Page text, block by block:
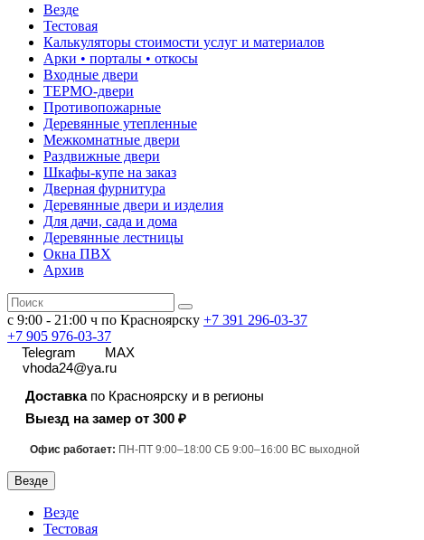
Везде
Тестовая
Калькуляторы стоимости услуг и материалов
Арки • порталы • откосы
Входные двери
ТЕРМО-двери
Противопожарные
Деревянные утепленные
Межкомнатные двери
Раздвижные двери
Шкафы-купе на заказ
Дверная фурнитура
Деревянные двери и изделия
Для дачи, сада и дома
Деревянные лестницы
Окна ПВХ
Архив
с 9:00 - 21:00 ч по Красноярску +7 391 296-03-37
+7 905 976-03-37
Telegram
MAX
vhoda24@ya.ru
Доставкапо Красноярску и в регионы
Выезд на замер от 300 ₽
Офис работает: ПН-ПТ 9:00–18:00 СБ 9:00–16:00 ВС выходной
Везде
Везде
Тестовая